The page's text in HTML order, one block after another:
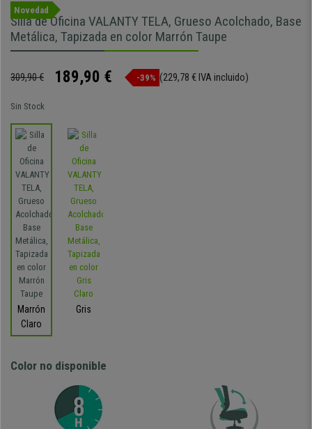
Novedad
Silla de Oficina VALANTY TELA, Grueso Acolchado, Base
Metálica, Tapizada en color Marrón Taupe
309,90 € 189,90 € -39% (229,78 € IVA incluido)
Sin Stock
Marrón
Claro
Gris
Color no disponible